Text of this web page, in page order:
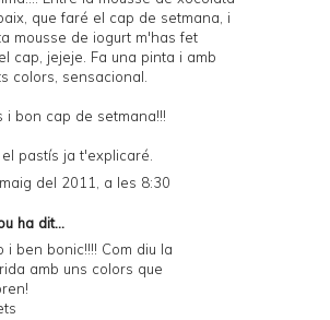
que faré el cap de setmana, i
mousse de iogurt m'has fet
cap, jejeje. Fa una pinta i amb
colors, sensacional.
i bon cap de setmana!!!
pastís ja t'explicaré.
del 2011, a les 8:30
ha dit...
i ben bonic!!!! Com diu la
amb uns colors que